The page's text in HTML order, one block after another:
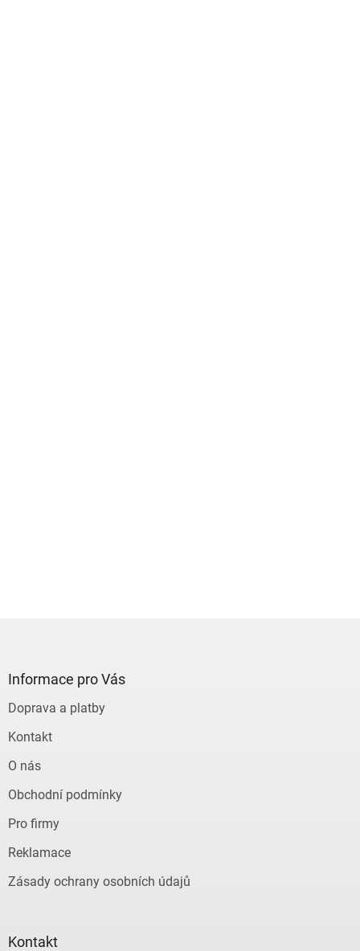
Informace pro Vás
Doprava a platby
Kontakt
O nás
Obchodní podmínky
Pro firmy
Reklamace
Zásady ochrany osobních údajů
Kontakt